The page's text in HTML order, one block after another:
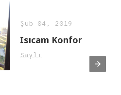
Şub 04, 2019
Isıcam Konfor
Sayli